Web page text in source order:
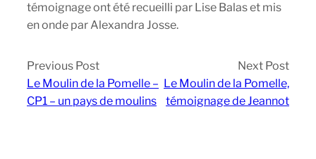
témoignage ont été recueilli par Lise Balas et mis
en onde par Alexandra Josse.
Previous Post
Le Moulin de la Pomelle –
CP1 – un pays de moulins
Next Post
Le Moulin de la Pomelle,
témoignage de Jeannot